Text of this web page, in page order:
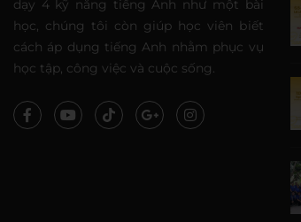
dạy 4 kỹ năng tiếng Anh như một bài
học, chúng tôi còn giúp học viên biết
cách áp dụng tiếng Anh nhằm phục vụ
học tập, công việc và cuộc sống.